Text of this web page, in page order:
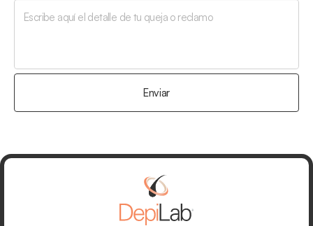
Enviar